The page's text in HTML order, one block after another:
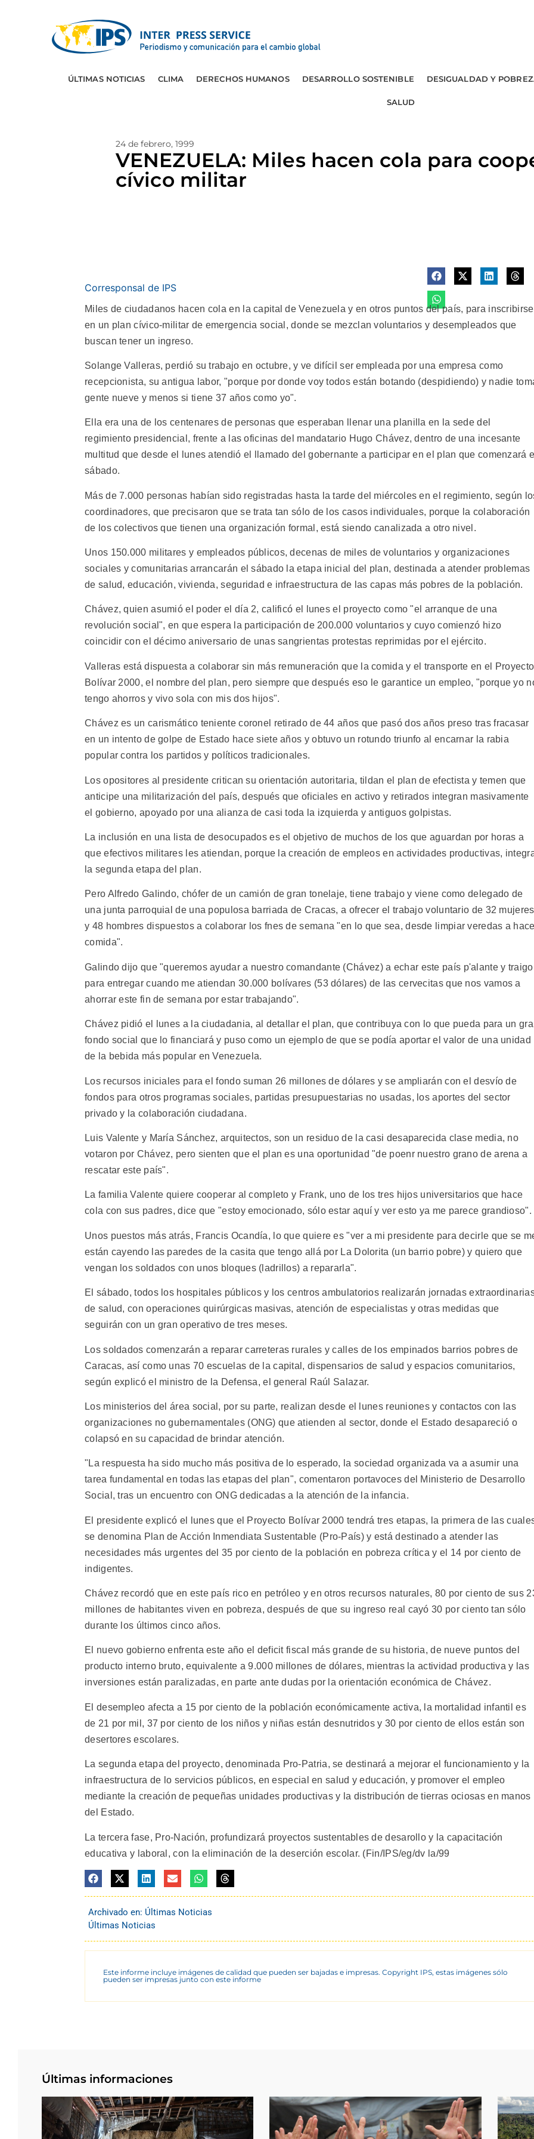
ÚLTIMAS NOTICIAS CLIMA DERECHOS HUMANOS DESARROLLO SOSTENIBLE DESIGUALDAD Y
SALUD
24 de febrero, 1999
VENEZUELA: Miles hacen cola para
cívico militar
Corresponsal de IPS
Miles de ciudadanos hacen cola en la capital de Venezuela y en otros puntos del país, para inscribirse
en un plan cívico-militar de emergencia social, donde se mezclan voluntarios y desempleados que
buscan tener un ingreso.
Solange Valleras, perdió su trabajo en octubre, y ve difícil ser empleada por una empresa como
recepcionista, su antigua labor, "porque por donde voy todos están botando (despidiendo) y nadie
gente nueve y menos si tiene 37 años como yo".
Ella era una de los centenares de personas que esperaban llenar una planilla en la sede del
regimiento presidencial, frente a las oficinas del mandatario Hugo Chávez, dentro de una incesante
multitud que desde el lunes atendió el llamado del gobernante a participar en el plan que comenzará
sábado.
Más de 7.000 personas habían sido registradas hasta la tarde del miércoles en el regimiento, según
coordinadores, que precisaron que se trata tan sólo de los casos individuales, porque la colaboración
de los colectivos que tienen una organización formal, está siendo canalizada a otro nivel.
Unos 150.000 militares y empleados públicos, decenas de miles de voluntarios y organizaciones
sociales y comunitarias arrancarán el sábado la etapa inicial del plan, destinada a atender problemas
de salud, educación, vivienda, seguridad e infraestructura de las capas más pobres de la población.
Chávez, quien asumió el poder el día 2, calificó el lunes el proyecto como "el arranque de una
revolución social", en que espera la participación de 200.000 voluntarios y cuyo comienzó hizo
coincidir con el décimo aniversario de unas sangrientas protestas reprimidas por el ejército.
Valleras está dispuesta a colaborar sin más remuneración que la comida y el transporte en el Proyecto
Bolívar 2000, el nombre del plan, pero siempre que después eso le garantice un empleo, "porque yo
tengo ahorros y vivo sola con mis dos hijos".
Chávez es un carismático teniente coronel retirado de 44 años que pasó dos años preso tras fracasar
en un intento de golpe de Estado hace siete años y obtuvo un rotundo triunfo al encarnar la rabia
popular contra los partidos y políticos tradicionales.
Los opositores al presidente critican su orientación autoritaria, tildan el plan de efectista y temen que
anticipe una militarización del país, después que oficiales en activo y retirados integran masivamente
el gobierno, apoyado por una alianza de casi toda la izquierda y antiguos golpistas.
La inclusión en una lista de desocupados es el objetivo de muchos de los que aguardan por horas a
que efectivos militares les atiendan, porque la creación de empleos en actividades productivas,
la segunda etapa del plan.
Pero Alfredo Galindo, chófer de un camión de gran tonelaje, tiene trabajo y viene como delegado de
una junta parroquial de una populosa barriada de Cracas, a ofrecer el trabajo voluntario de 32 mujeres
y 48 hombres dispuestos a colaborar los fnes de semana "en lo que sea, desde limpiar veredas a
comida".
Galindo dijo que "queremos ayudar a nuestro comandante (Chávez) a echar este país p'alante y traigo
para entregar cuando me atiendan 30.000 bolívares (53 dólares) de las cervecitas que nos vamos a
ahorrar este fin de semana por estar trabajando".
Chávez pidió el lunes a la ciudadania, al detallar el plan, que contribuya con lo que pueda para un
fondo social que lo financiará y puso como un ejemplo de que se podía aportar el valor de una unidad
de la bebida más popular en Venezuela.
Los recursos iniciales para el fondo suman 26 millones de dólares y se ampliarán con el desvío de
fondos para otros programas sociales, partidas presupuestarias no usadas, los aportes del sector
privado y la colaboración ciudadana.
Luis Valente y María Sánchez, arquitectos, son un residuo de la casi desaparecida clase media, no
votaron por Chávez, pero sienten que el plan es una oportunidad "de poenr nuestro grano de arena a
rescatar este país".
La familia Valente quiere cooperar al completo y Frank, uno de los tres hijos universitarios que hace
cola con sus padres, dice que "estoy emocionado, sólo estar aquí y ver esto ya me parece grandioso".
Unos puestos más atrás, Francis Ocandía, lo que quiere es "ver a mi presidente para decirle que se
están cayendo las paredes de la casita que tengo allá por La Dolorita (un barrio pobre) y quiero que
vengan los soldados con unos bloques (ladrillos) a repararla".
El sábado, todos los hospitales públicos y los centros ambulatorios realizarán jornadas
de salud, con operaciones quirúrgicas masivas, atención de especialistas y otras medidas que
seguirán con un gran operativo de tres meses.
Los soldados comenzarán a reparar carreteras rurales y calles de los empinados barrios pobres de
Caracas, así como unas 70 escuelas de la capital, dispensarios de salud y espacios comunitarios,
según explicó el ministro de la Defensa, el general Raúl Salazar.
Los ministerios del área social, por su parte, realizan desde el lunes reuniones y contactos con las
organizaciones no gubernamentales (ONG) que atienden al sector, donde el Estado desapareció o
colapsó en su capacidad de brindar atención.
"La respuesta ha sido mucho más positiva de lo esperado, la sociedad organizada va a asumir una
tarea fundamental en todas las etapas del plan", comentaron portavoces del Ministerio de Desarrollo
Social, tras un encuentro con ONG dedicadas a la atención de la infancia.
El presidente explicó el lunes que el Proyecto Bolívar 2000 tendrá tres etapas, la primera de las
se denomina Plan de Acción Inmendiata Sustentable (Pro-País) y está destinado a atender las
necesidades más urgentes del 35 por ciento de la población en pobreza crítica y el 14 por ciento de
indigentes.
Chávez recordó que en este país rico en petróleo y en otros recursos naturales, 80 por ciento de sus
millones de habitantes viven en pobreza, después de que su ingreso real cayó 30 por ciento tan sólo
durante los últimos cinco años.
El nuevo gobierno enfrenta este año el deficit fiscal más grande de su historia, de nueve puntos del
producto interno bruto, equivalente a 9.000 millones de dólares, mientras la actividad productiva y las
inversiones están paralizadas, en parte ante dudas por la orientación económica de Chávez.
El desempleo afecta a 15 por ciento de la población económicamente activa, la mortalidad infantil es
de 21 por mil, 37 por ciento de los niños y niñas están desnutridos y 30 por ciento de ellos están son
desertores escolares.
La segunda etapa del proyecto, denominada Pro-Patria, se destinará a mejorar el funcionamiento y la
infraestructura de lo servicios públicos, en especial en salud y educación, y promover el empleo
mediante la creación de pequeñas unidades productivas y la distribución de tierras ociosas en manos
del Estado.
La tercera fase, Pro-Nación, profundizará proyectos sustentables de desarollo y la capacitación
educativa y laboral, con la eliminación de la deserción escolar. (Fin/IPS/eg/dv la/99
Archivado en: Últimas Noticias
Últimas Noticias
Este informe incluye imágenes de calidad que pueden ser bajadas e impresas. Copyright IPS, estas imágenes sólo
pueden ser impresas junto con este informe
Últimas informaciones